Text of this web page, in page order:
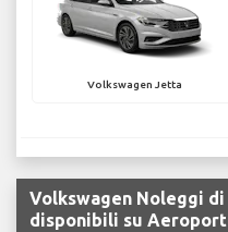
Volkswagen Jetta
Volkswagen Noleggi
disponibili su